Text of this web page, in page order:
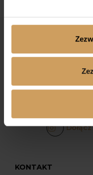
KONTAKT